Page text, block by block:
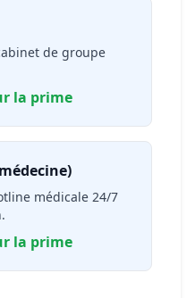
de groupe
la prime
médicale 24/7
la prime